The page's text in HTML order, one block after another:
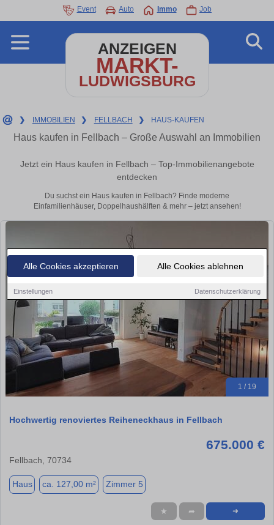
Alle Cookies akzeptieren Alle Cookies ablehnen
Einstellungen Datenschutzerklärung
Event Auto Immo Job
ANZEIGEN
MARKT-
LUDWIGSBURG
❯ IMMOBILIEN ❯ FELLBACH ❯ HAUS-KAUFEN
Haus kaufen in Fellbach – Große Auswahl an Immobilien
Jetzt ein Haus kaufen in Fellbach – Top-Immobilienangebote
entdecken
Du suchst ein Haus kaufen in Fellbach? Finde moderne
Einfamilienhäuser, Doppelhaushälften & mehr – jetzt ansehen!
1 / 19
Hochwertig renoviertes Reiheneckhaus in Fellbach
675.000 €
Fellbach, 70734
Haus ca. 127,00 m² Zimmer 5
★ ➦ ➜